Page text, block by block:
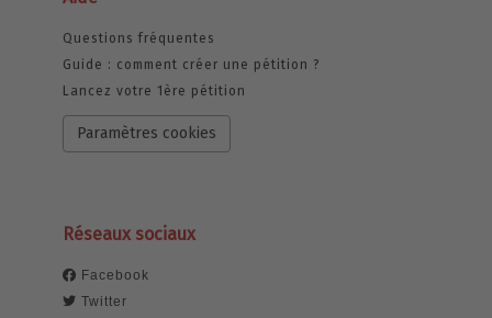
Questions fréquentes
Guide : comment créer une pétition ?
Lancez votre 1ère pétition
Paramètres cookies
Réseaux sociaux
Facebook
Twitter